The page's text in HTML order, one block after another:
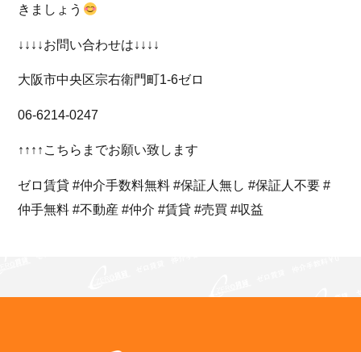
きましょう
↓↓↓↓お問い合わせは↓↓↓↓
大阪市中央区宗右衛門町1-6ゼロ
06-6214-0247
↑↑↑↑こちらまでお願い致します
ゼロ賃貸 #仲介手数料無料 #保証人無し #保証人不要 #
仲手無料 #不動産 #仲介 #賃貸 #売買 #収益